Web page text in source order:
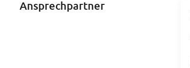
Ansprechpartner